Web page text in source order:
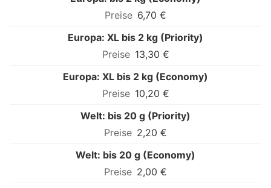
6,70 €
Europa: XL bis 2 kg (Priority)
13,30 €
Europa: XL bis 2 kg (Economy)
10,20 €
Welt: bis 20 g (Priority)
2,20 €
Welt: bis 20 g (Economy)
2,00 €